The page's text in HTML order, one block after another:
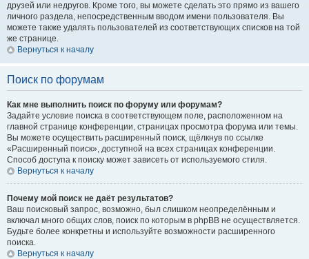
друзей или недругов. Кроме того, вы можете сделать это прямо из вашего
личного раздела, непосредственным вводом имени пользователя. Вы
можете также удалять пользователей из соответствующих списков на той
же странице.
Вернуться к началу
Поиск по форумам
Как мне выполнить поиск по форуму или форумам?
Задайте условие поиска в соответствующем поле, расположенном на
главной странице конференции, страницах просмотра форума или темы.
Вы можете осуществить расширенный поиск, щёлкнув по ссылке
«Расширенный поиск», доступной на всех страницах конференции.
Способ доступа к поиску может зависеть от используемого стиля.
Вернуться к началу
Почему мой поиск не даёт результатов?
Ваш поисковый запрос, возможно, был слишком неопределённым и
включал много общих слов, поиск по которым в phpBB не осуществляется.
Будьте более конкретны и используйте возможности расширенного
поиска.
Вернуться к началу